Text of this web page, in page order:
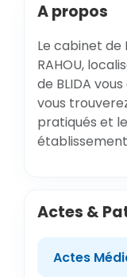
A propos
Le cabinet de
RAHOU,
de BLIDA
vous
pratiqués et
Actes &
Actes